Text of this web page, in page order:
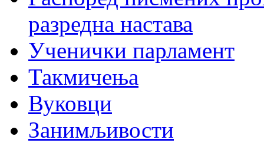
разредна настава
Ученички парламент
Такмичења
Вуковци
Занимљивости